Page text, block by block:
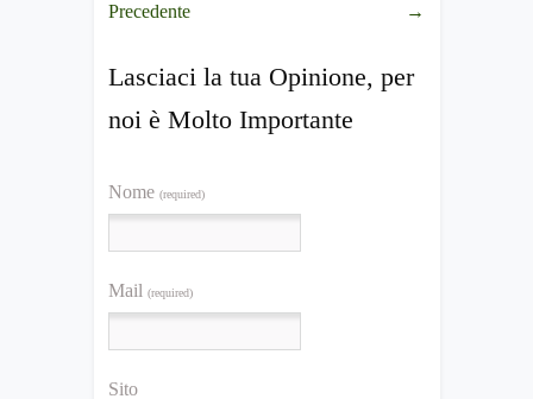
Precedente
→
Lasciaci la tua Opinione, per
noi è Molto Importante
Nome (required)
Mail (required)
Sito